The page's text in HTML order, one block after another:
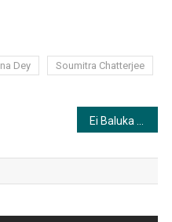
Dey
Soumitra Chatterjee